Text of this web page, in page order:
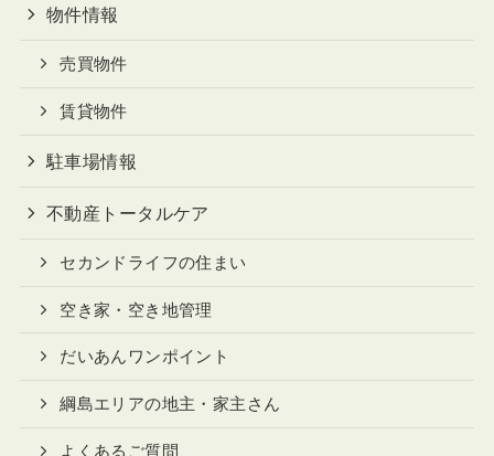
物件情報
売買物件
賃貸物件
駐車場情報
不動産トータルケア
セカンドライフの住まい
空き家・空き地管理
だいあんワンポイント
綱島エリアの地主・家主さん
よくあるご質問